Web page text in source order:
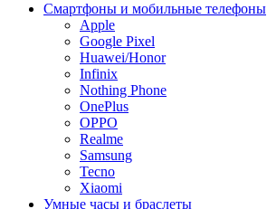
Смартфоны и мобильные телефоны
Apple
Google Pixel
Huawei/Honor
Infinix
Nothing Phone
OnePlus
OPPO
Realme
Samsung
Tecno
Xiaomi
Умные часы и браслеты